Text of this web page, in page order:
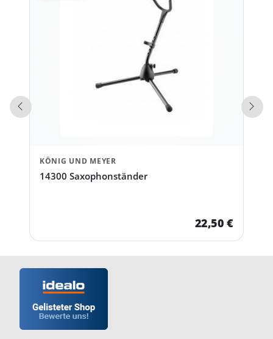
KÖNIG UND MEYER
14300 Saxophonständer
22,50 €
Vorherige Produkte